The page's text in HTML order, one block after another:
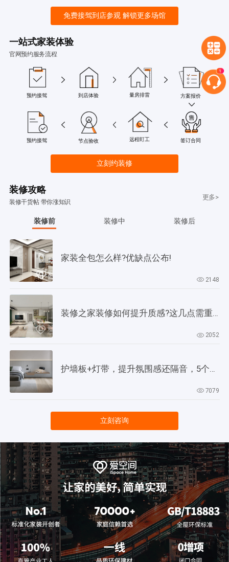
免费接驾到店参观 解锁更多场馆
一站式家装体验
官网预约服务流程
预约接驾 到店体验 量房排雷 方案报价
预约接驾 节点验收 远程盯工 签订合同
立刻约装修
装修攻略
装修干货帖 带你涨知识
更多>
装修前 装修中 装修后
家装全包怎么样?优缺点公布!
2148
装修之家装修如何提升质感?这几点需重视起来
2052
7079
立刻咨询